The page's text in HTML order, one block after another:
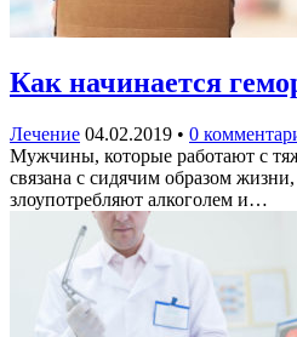
Как начинается
Лечение 04.02.2019 • 0
Мужчины, которые работают с
связана с сидячим образом
злоупотребляют алкоголем и…